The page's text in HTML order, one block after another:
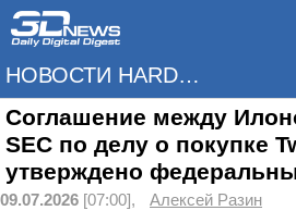
НОВОСТИ HARDWARE
Соглашение между
SEC по делу о покупке
утверждено
09.07.2026 [07:00], Алексей Разин